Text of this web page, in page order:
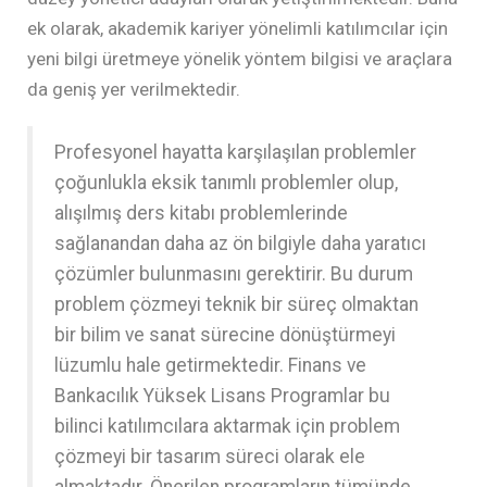
ek olarak, akademik kariyer yönelimli katılımcılar için
yeni bilgi üretmeye yönelik yöntem bilgisi ve araçlara
da geniş yer verilmektedir.
Profesyonel hayatta karşılaşılan problemler
çoğunlukla eksik tanımlı problemler olup,
alışılmış ders kitabı problemlerinde
sağlanandan daha az ön bilgiyle daha yaratıcı
çözümler bulunmasını gerektirir. Bu durum
problem çözmeyi teknik bir süreç olmaktan
bir bilim ve sanat sürecine dönüştürmeyi
lüzumlu hale getirmektedir. Finans ve
Bankacılık Yüksek Lisans Programlar bu
bilinci katılımcılara aktarmak için problem
çözmeyi bir tasarım süreci olarak ele